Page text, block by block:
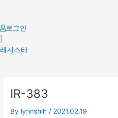
content
로그인
레지스터
IR-383
By lynnshih / 2021.02.19
navigation